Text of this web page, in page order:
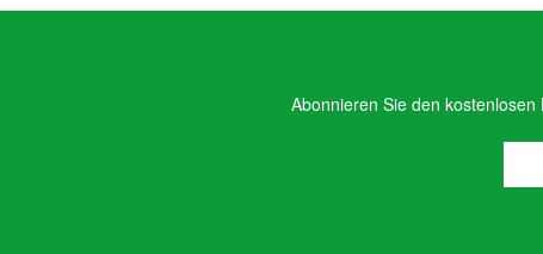
Abonnieren Sie den